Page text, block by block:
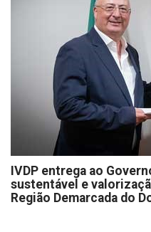
IVDP entrega ao
sustentável e
Região Demarcada do